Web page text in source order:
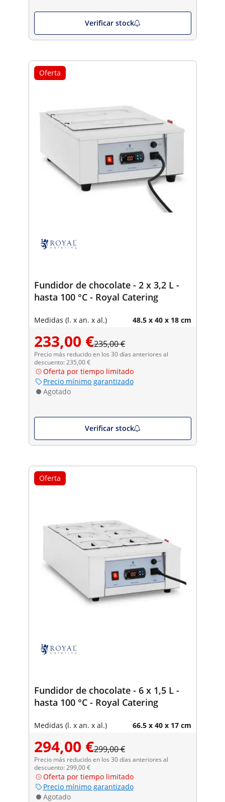
Verificar stock
Oferta
Fundidor de chocolate - 2 x 3,2 L -
hasta 100 °C - Royal Catering
Medidas (l. x an. x al.) 48.5 x 40 x 18 cm
233,00 €235,00 €
Precio más reducido en los 30 días anteriores al
descuento: 235,00 €
Oferta por tiempo limitado
Precio mínimo garantizado
Agotado
Verificar stock
Oferta
Fundidor de chocolate - 6 x 1,5 L -
hasta 100 °C - Royal Catering
Medidas (l. x an. x al.) 66.5 x 40 x 17 cm
294,00 €299,00 €
Precio más reducido en los 30 días anteriores al
descuento: 299,00 €
Oferta por tiempo limitado
Precio mínimo garantizado
Agotado